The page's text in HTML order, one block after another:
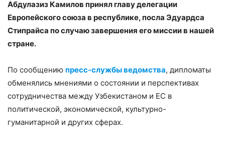
Абдулазиз Камилов принял главу делегации
Европейского союза в республике, посла Эдуардса
Стипрайса по случаю завершения его миссии в нашей
стране.
По сообщению пресс-службы ведомства, дипломаты
обменялись мнениями о состоянии и перспективах
сотрудничества между Узбекистаном и ЕС в
политической, экономической, культурно-
гуманитарной и других сферах.